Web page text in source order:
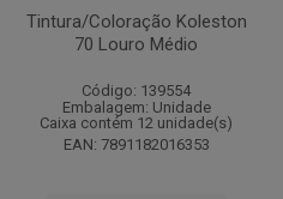
Tintura/Coloração Koleston
70 Louro Médio
Código: 139554
Embalagem: Unidade
Caixa contém 12 unidade(s)
EAN: 7891182016353